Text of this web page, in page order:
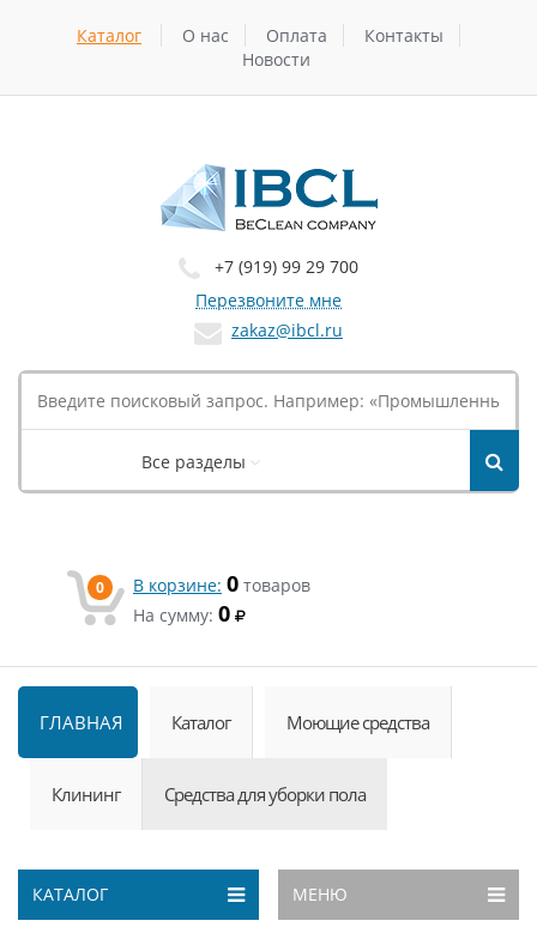
Каталог О нас Оплата
Контакты
Новости
+7 (919) 99 29 700
Перезвоните мне
zakaz@ibcl.ru
Все разделы
0 В корзине: 0 товаров
На сумму: 0
ГЛАВНАЯ Каталог Моющие средства
Клининг Средства для уборки пола
КАТАЛОГ МЕНЮ